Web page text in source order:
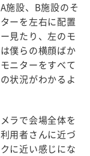
施設、B施設のそ
ーを左右に配置
見たり、左のモ
僕らの横顔ばか
ニターをすべて
状況がわかるよ
ラで会場全体を
用者さんに近づ
に近い感じにな